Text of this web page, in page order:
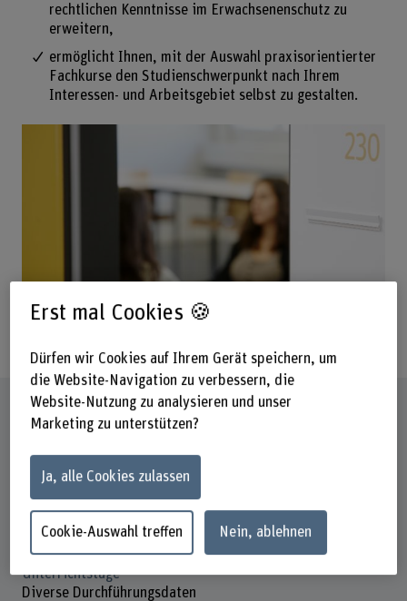
rechtlichen Kenntnisse im Erwachsenenschutz zu
erweitern,
ermöglicht Ihnen, mit der Auswahl praxisorientierter
Fachkurse den Studienschwerpunkt nach Ihrem
Interessen- und Arbeitsgebiet selbst zu gestalten.
Steckbrief
Titel/Abschluss
Certificate of Advanced Studies (CAS)
Dauer
18-22 Studientage
Unterrichtstage
Diverse Durchführungsdaten
Erst mal Cookies 🍪
Dürfen wir Cookies auf Ihrem Gerät speichern, um
die Website-Navigation zu verbessern, die
Website-Nutzung zu analysieren und unser
Marketing zu unterstützen?
Ja, alle Cookies zulassen
Cookie-Auswahl treffen Nein, ablehnen